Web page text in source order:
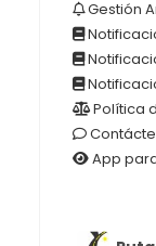
Gestión
Política
App